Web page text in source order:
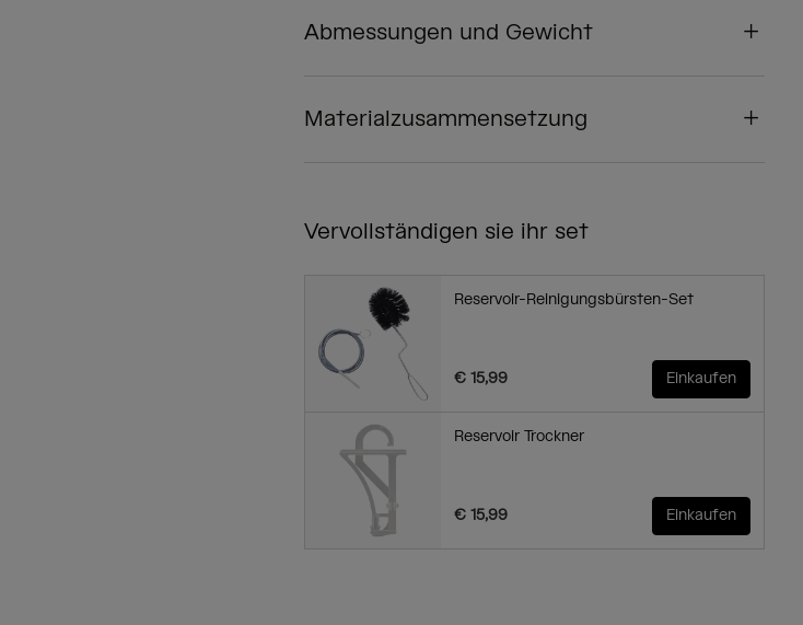
Abmessungen und Gewicht
Materialzusammensetzung
Vervollständigen sie ihr set
Reservoir-Reinigungsbürsten-Set
€ 15,99 Einkaufen
Reservoir Trockner
€ 15,99 Einkaufen